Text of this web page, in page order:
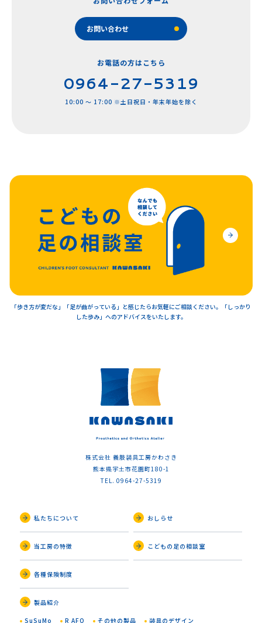
よくあるご質問
会社概要
お問い合わせ
お電話の方はこちら
0964-27-5319
10:00 ～ 17:00 ※土日祝日・年末年始を除く
「歩き方が変だな」「足が曲がっている」と感じたらお気軽にご相談ください。「しっかり
した歩み」へのアドバイスをいたします。
株式会社 義肢装具工房かわさき
熊本県宇土市花園町180-1
TEL. 0964-27-5319
私たちについて おしらせ
当工房の特徴 こどもの足の相談室
各種保険制度
製品紹介
SuSuMo R AFO その他の製品 装具のデザイン